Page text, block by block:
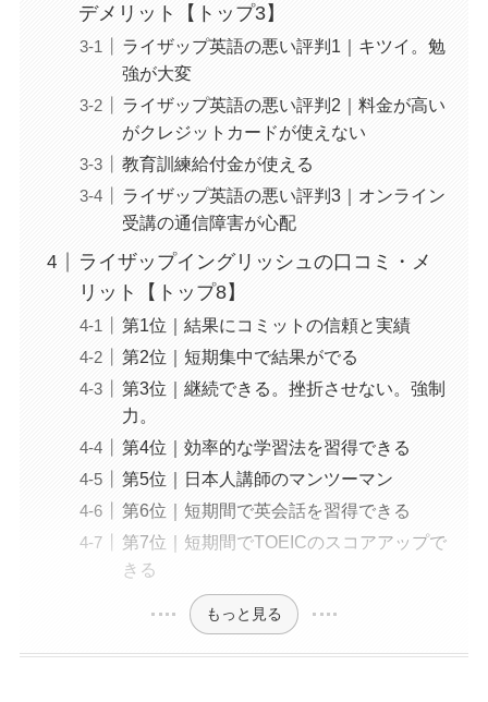
デメリット【トップ3】
ライザップ英語の悪い評判1｜キツイ。勉
強が大変
ライザップ英語の悪い評判2｜料金が高い
がクレジットカードが使えない
教育訓練給付金が使える
ライザップ英語の悪い評判3｜オンライン
受講の通信障害が心配
ライザップイングリッシュの口コミ・メ
リット【トップ8】
第1位｜結果にコミットの信頼と実績
第2位｜短期集中で結果がでる
第3位｜継続できる。挫折させない。強制
力。
第4位｜効率的な学習法を習得できる
第5位｜日本人講師のマンツーマン
第6位｜短期間で英会話を習得できる
第7位｜短期間でTOEICのスコアアップで
きる
もっと見る